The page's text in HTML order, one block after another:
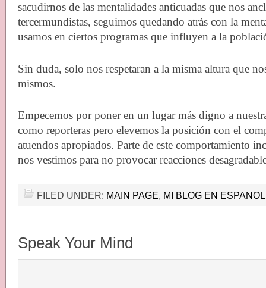
sacudirnos de las mentalidades anticuadas que nos
tercermundistas, seguimos quedando atrás con la
usamos en ciertos programas que influyen a la
Sin duda, solo nos respetaran a la misma altura que
mismos.
Empecemos por poner en un lugar más digno a
como reporteras pero elevemos la posición con el
atuendos apropiados. Parte de este comportamiento
nos vestimos para no provocar reacciones
FILED UNDER: MAIN PAGE, MI BLOG EN ESPANOL
Speak Your Mind